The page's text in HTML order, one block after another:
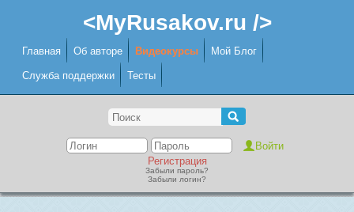
<MyRusakov.ru />
Главная Об авторе Видеокурсы Мой Блог
Служба поддержки Тесты
Регистрация
Забыли пароль?
Забыли логин?